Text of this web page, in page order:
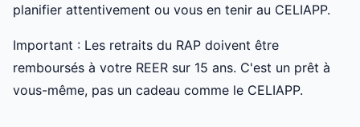
planifier attentivement ou vous en tenir au CELIAPP.
Important : Les retraits du RAP doivent être
remboursés à votre REER sur 15 ans. C'est un prêt à
vous-même, pas un cadeau comme le CELIAPP.